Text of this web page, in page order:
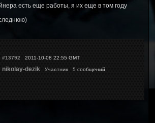
есть еще работы, я их еще в том году
#13792 2011-10-08 22:55 GMT
nikolay-dezik Участник 5 сообщений